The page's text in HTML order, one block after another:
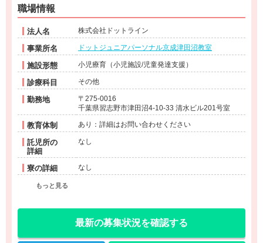
職場情報
法人名 株式会社ドットライン
事業所名 ドットジュニアパーソナル京成津田沼教室
施設形態 小児療育（小児施設/児童発達支援）
診療科目 その他
勤務地
〒275-0016
千葉県習志野市津田沼4-10-33 清水ビル201号室
教育体制 あり：詳細はお問い合わせください
託児所の
詳細
なし
寮の詳細 なし
もっと見る
最新の募集状況を確認する